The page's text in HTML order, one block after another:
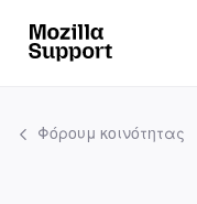
Φόρουμ κοινότητας